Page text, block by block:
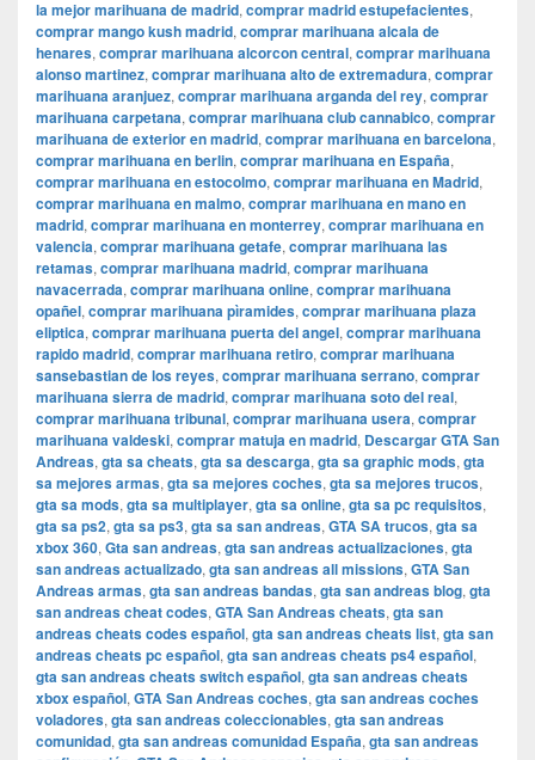
la mejor marihuana de madrid, comprar madrid estupefacientes,
comprar mango kush madrid, comprar marihuana alcala de
henares, comprar marihuana alcorcon central, comprar marihuana
alonso martinez, comprar marihuana alto de extremadura, comprar
marihuana aranjuez, comprar marihuana arganda del rey, comprar
marihuana carpetana, comprar marihuana club cannabico, comprar
marihuana de exterior en madrid, comprar marihuana en barcelona,
comprar marihuana en berlin, comprar marihuana en España,
comprar marihuana en estocolmo, comprar marihuana en Madrid,
comprar marihuana en malmo, comprar marihuana en mano en
madrid, comprar marihuana en monterrey, comprar marihuana en
valencia, comprar marihuana getafe, comprar marihuana las
retamas, comprar marihuana madrid, comprar marihuana
navacerrada, comprar marihuana online, comprar marihuana
opañel, comprar marihuana pìramides, comprar marihuana plaza
eliptica, comprar marihuana puerta del angel, comprar marihuana
rapido madrid, comprar marihuana retiro, comprar marihuana
sansebastian de los reyes, comprar marihuana serrano, comprar
marihuana sierra de madrid, comprar marihuana soto del real,
comprar marihuana tribunal, comprar marihuana usera, comprar
marihuana valdeski, comprar matuja en madrid, Descargar GTA San
Andreas, gta sa cheats, gta sa descarga, gta sa graphic mods, gta
sa mejores armas, gta sa mejores coches, gta sa mejores trucos,
gta sa mods, gta sa multiplayer, gta sa online, gta sa pc requisitos,
gta sa ps2, gta sa ps3, gta sa san andreas, GTA SA trucos, gta sa
xbox 360, Gta san andreas, gta san andreas actualizaciones, gta
san andreas actualizado, gta san andreas all missions, GTA San
Andreas armas, gta san andreas bandas, gta san andreas blog, gta
san andreas cheat codes, GTA San Andreas cheats, gta san
andreas cheats codes español, gta san andreas cheats list, gta san
andreas cheats pc español, gta san andreas cheats ps4 español,
gta san andreas cheats switch español, gta san andreas cheats
xbox español, GTA San Andreas coches, gta san andreas coches
voladores, gta san andreas coleccionables, gta san andreas
comunidad, gta san andreas comunidad España, gta san andreas